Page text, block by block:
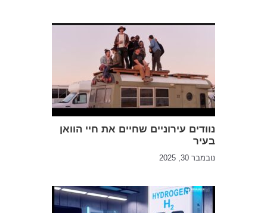
נוודים עירוניים שחיים את חיי הוואן
בעיר
נובמבר 30, 2025